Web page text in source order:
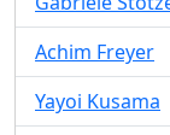
Achim Freyer
Yayoi Kusama